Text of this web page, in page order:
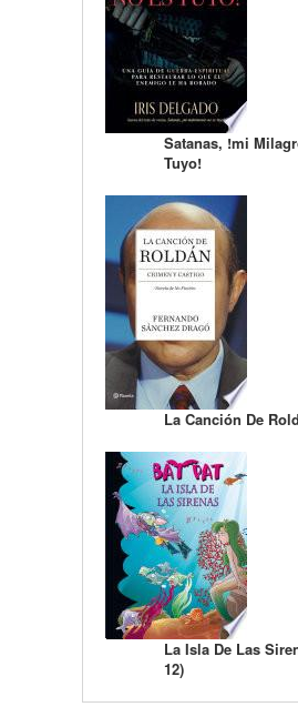
Satanas, !mi
Tuyo!
La Canción De
La Isla De Las
12)